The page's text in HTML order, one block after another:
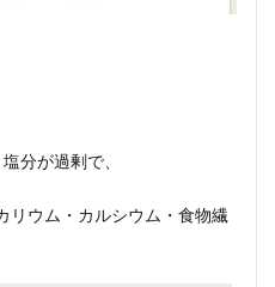
分が過剰で、
ウム・カルシウム・食物繊